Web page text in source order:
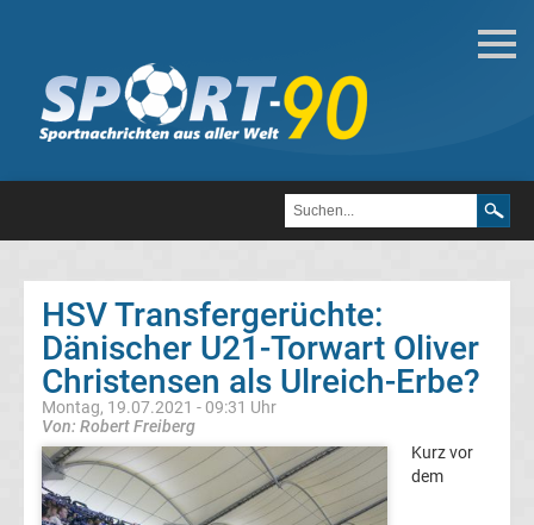
Deutsche
Transfergerüchte
FC
Heidenheim
1846
Transfergerüchte
1.
HSV Transfergerüchte:
Dänischer U21-Torwart Oliver
Christensen als Ulreich-Erbe?
Montag, 19.07.2021 - 09:31 Uhr
Von: Robert Freiberg
Kurz vor
dem